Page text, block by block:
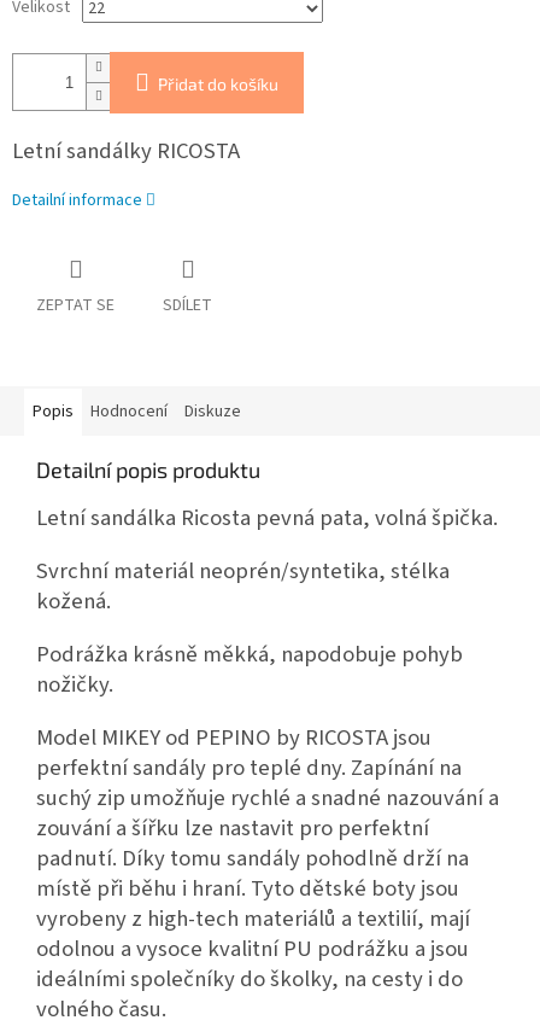
Velikost
Přidat do košíku
Letní sandálky RICOSTA
Detailní informace
ZEPTAT SE SDÍLET
Popis Hodnocení Diskuze
Detailní popis produktu
Letní sandálka Ricosta pevná pata, volná špička.
Svrchní materiál neoprén/syntetika, stélka
kožená.
Podrážka krásně měkká, napodobuje pohyb
nožičky.
Model MIKEY od PEPINO by RICOSTA jsou
perfektní sandály pro teplé dny. Zapínání na
suchý zip umožňuje rychlé a snadné nazouvání a
zouvání a šířku lze nastavit pro perfektní
padnutí. Díky tomu sandály pohodlně drží na
místě při běhu i hraní. Tyto dětské boty jsou
vyrobeny z high-tech materiálů a textilií, mají
odolnou a vysoce kvalitní PU podrážku a jsou
ideálními společníky do školky, na cesty i do
volného času.